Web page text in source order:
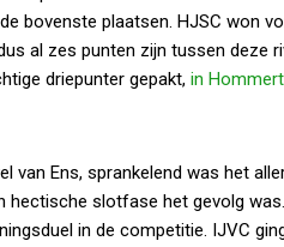
bovenste plaatsen. HJSC won
al zes punten zijn tussen deze
driepunter gepakt, in
van Ens, sprankelend was het
hectische slotfase het gevolg
in de competitie. IJVC